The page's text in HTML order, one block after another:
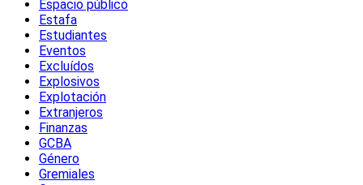
Espacio público
Estafa
Estudiantes
Eventos
Excluídos
Explosivos
Explotación
Extranjeros
Finanzas
GCBA
Género
Gremiales